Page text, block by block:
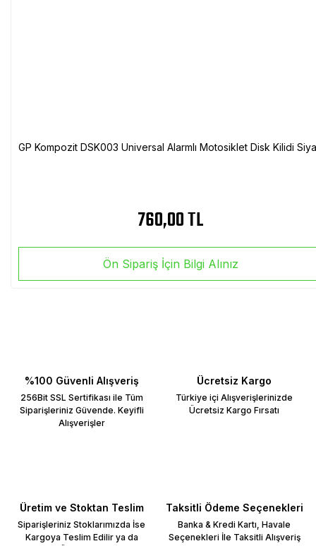
GP Kompozit DSK003 Universal Alarmlı Motosiklet Disk Kilidi
760,00 TL
Ön Sipariş İçin Bilgi Alınız
%100 Güvenli Alışveriş
256Bit SSL Sertifikası ile Tüm
Siparişleriniz Güvende. Keyifli
Alışverişler
Ücretsiz Kargo
Türkiye içi Alışverişlerinizde
Ücretsiz Kargo Fırsatı
Üretim ve Stoktan Teslim
Siparişleriniz Stoklarımızda İse
Kargoya Teslim Edilir ya da
Taksitli Ödeme Seçenekleri
Banka & Kredi Kartı, Havale
Seçenekleri İle Taksitli Alışveriş